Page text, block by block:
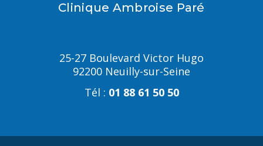
Clinique Ambroise Paré
25-27 Boulevard Victor Hugo
92200 Neuilly-sur-Seine
Tél : 01 88 61 50 50